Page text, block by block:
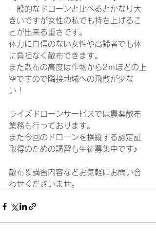
一般的なドローンと比べるとかなり大
きいですが女性の私でも持ち上げるこ
とが出来る重さです。
体力に自信のない女性や高齢者でも体
に負担なく散布できます。
また散布の高度は作物から2ｍほどの上
空ですので隣接地域への飛散が少な
い！
ライズドローンサービスでは農薬散布
業務も行っております。
また今回のドローンを操縦する認定証
取得のための講習も生徒募集中です♪
散布＆講習内容などお気軽にお問い合
わせくださいませ。